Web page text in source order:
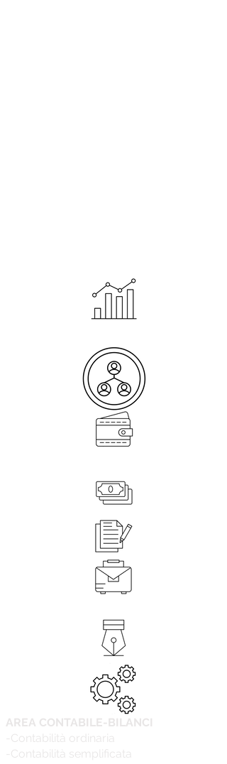
AREA CONTABILE-BILANCI
-Contabilità ordinaria
-Contabilità semplificata